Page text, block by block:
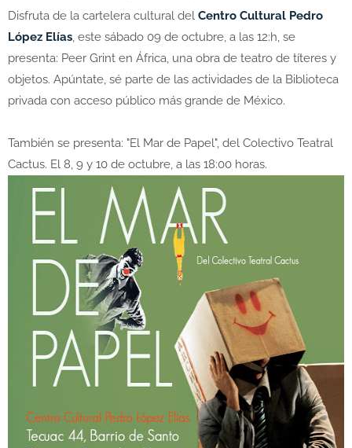
Disfruta de la cartelera cultural del Centro Cultural Pedro
López Elías, este sábado 09 de octubre, a las 12:h, se
presenta: Peer Grint en África, una obra de teatro de títeres y
objetos. Apúntate, sé parte de las actividades de la Biblioteca
privada con acceso público más grande de México.
También se presenta: "El Mar de Papel", del Colectivo Teatral
Cactus. El 8, 9 y 10 de octubre, a las 18:00 horas.